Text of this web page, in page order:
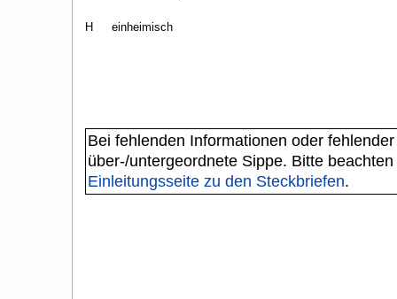
H einheimisch
Bei fehlenden Informationen oder
über-/untergeordnete Sippe. Bitte
Einleitungsseite zu den Steckbriefen.